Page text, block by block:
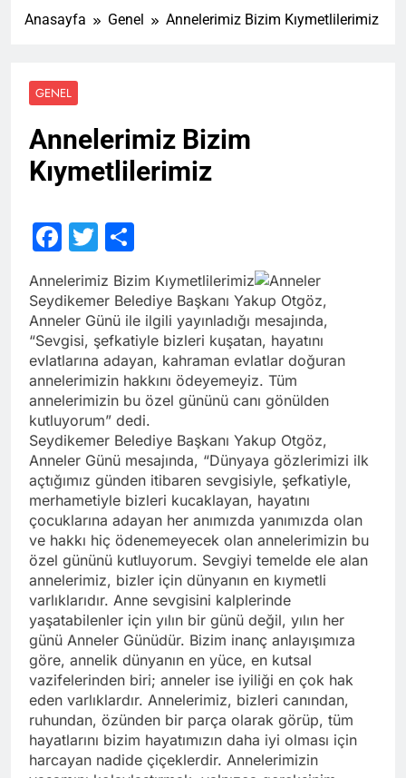
Anasayfa Genel Annelerimiz Bizim Kıymetlilerimiz
GENEL
Annelerimiz Bizim
Kıymetlilerimiz
Facebook
Twitter
Annelerimiz Bizim Kıymetlilerimiz
Seydikemer Belediye Başkanı Yakup Otgöz,
Anneler Günü ile ilgili yayınladığı mesajında,
“Sevgisi, şefkatiyle bizleri kuşatan, hayatını
evlatlarına adayan, kahraman evlatlar doğuran
annelerimizin hakkını ödeyemeyiz. Tüm
annelerimizin bu özel gününü canı gönülden
kutluyorum” dedi.
Seydikemer Belediye Başkanı Yakup Otgöz,
Anneler Günü mesajında, “Dünyaya gözlerimizi ilk
açtığımız günden itibaren sevgisiyle, şefkatiyle,
merhametiyle bizleri kucaklayan, hayatını
çocuklarına adayan her anımızda yanımızda olan
ve hakkı hiç ödenemeyecek olan annelerimizin bu
özel gününü kutluyorum. Sevgiyi temelde ele alan
annelerimiz, bizler için dünyanın en kıymetli
varlıklarıdır. Anne sevgisini kalplerinde
yaşatabilenler için yılın bir günü değil, yılın her
günü Anneler Günüdür. Bizim inanç anlayışımıza
göre, annelik dünyanın en yüce, en kutsal
vazifelerinden biri; anneler ise iyiliği en çok hak
eden varlıklardır. Annelerimiz, bizleri canından,
ruhundan, özünden bir parça olarak görüp, tüm
hayatlarını bizim hayatımızın daha iyi olması için
harcayan nadide çiçeklerdir. Annelerimizin